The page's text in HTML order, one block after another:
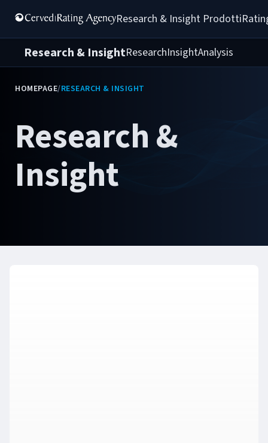
Research & Insight Prodotti
Research & InsightResearchInsightAnalysis
HOMEPAGE/RESEARCH & INSIGHT
Research &
Insight